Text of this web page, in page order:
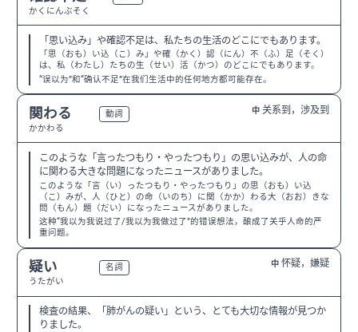
かくにんぶそく
「思い込み」や確認不足は、私たちの生活のどこにでもあります。
「思（おも）い込（こ）み」や確（かく）認（にん）不（ふ）足（そく）
は、私（わたし）たちの生（せい）活（かつ）のどこにでもあります。
“误以为”和“确认不足”在我们生活中的任何地方都可能存在。
関わる
かかわる
動詞 中 关系到，涉及到
このような「言ったつもり・やったつもり」の思い込みが、人の命
に関わる大きな問題になったニュースがありました。
このような「言（い）ったつもり・やったつもり」の思（おも）い込
（こ）みが、人（ひと）の命（いのち）に関（かか）わる大（おお）きな
問（もん）題（だい）になったニュースがありました。
这种“我以为我说过了/我以为我做过了”的错误想法，酿成了关乎人命的严
重问题。
疑い
うたがい
名詞 中 怀疑，嫌疑
検査の結果、「肺がんの疑い」という、とても大切な情報が見つか
りました。